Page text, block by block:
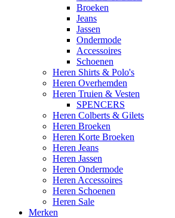
Broeken
Jeans
Jassen
Ondermode
Accessoires
Schoenen
Heren Shirts & Polo's
Heren Overhemden
Heren Truien & Vesten
SPENCERS
Heren Colberts & Gilets
Heren Broeken
Heren Korte Broeken
Heren Jeans
Heren Jassen
Heren Ondermode
Heren Accessoires
Heren Schoenen
Heren Sale
Merken